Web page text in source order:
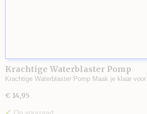
Krachtige Waterblaster Pomp
Krachtige Waterblaster Pomp Maak je klaar
€ 14,95
✓